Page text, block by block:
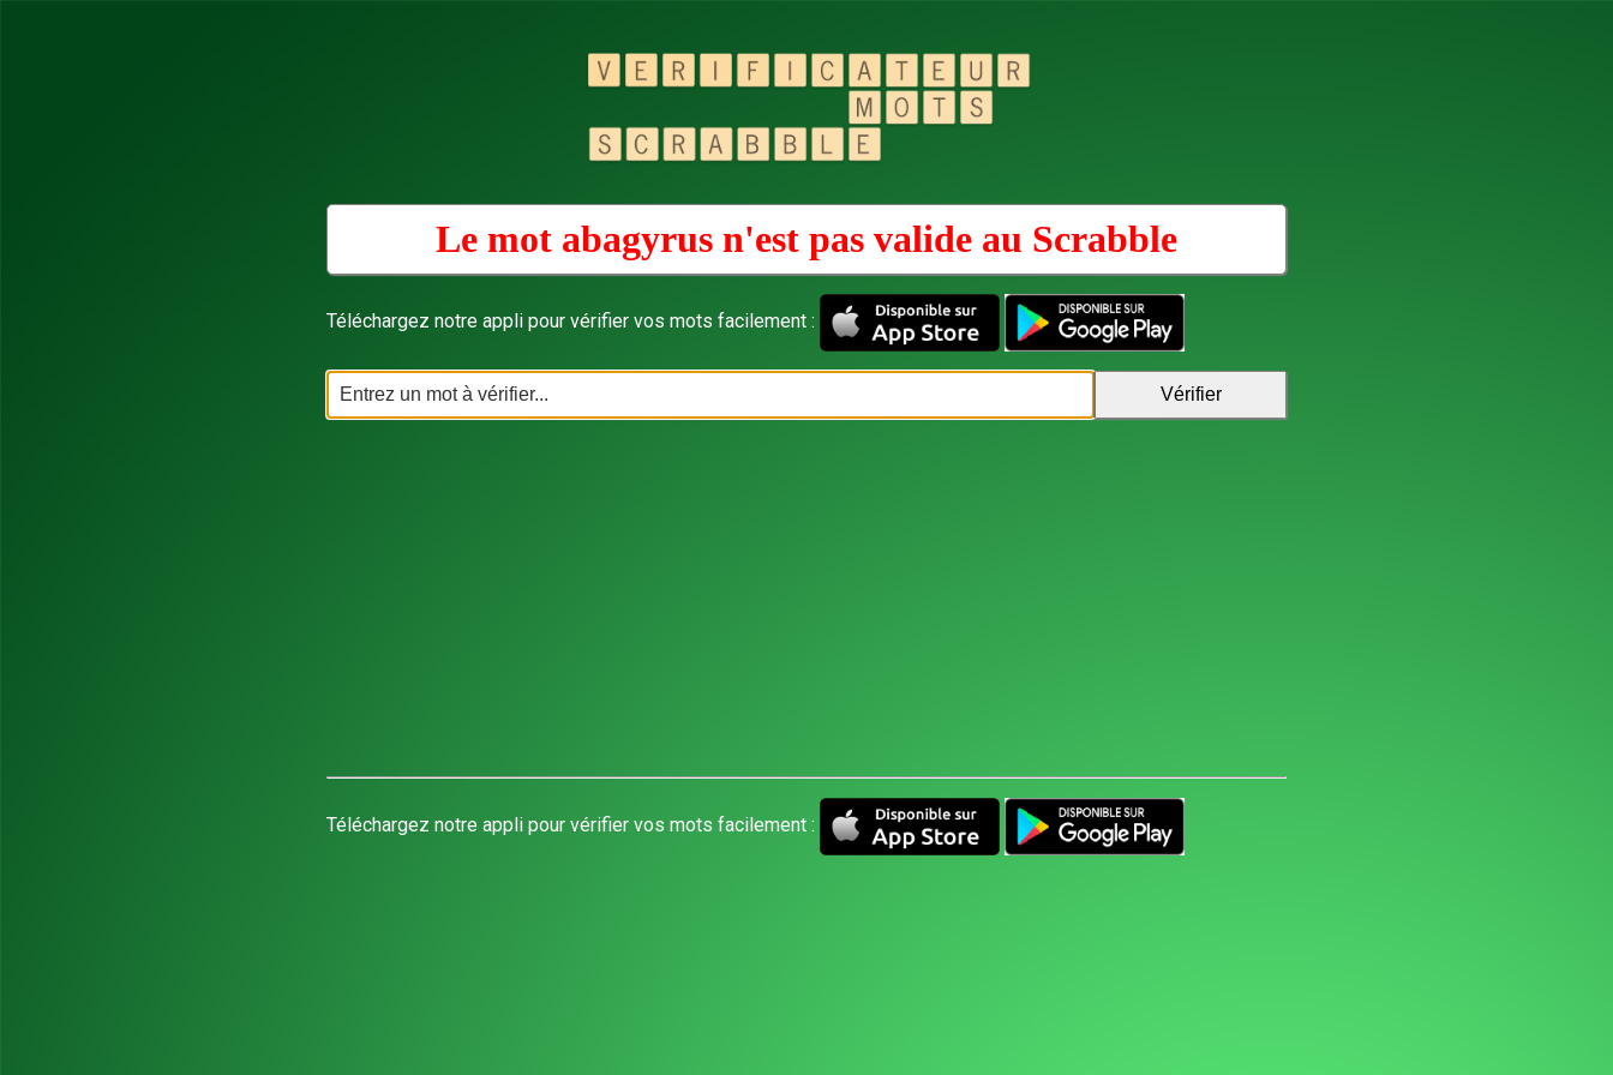
Le mot abagyrus n'est pas valide au Scrabble
Téléchargez notre appli pour vérifier vos mots facilement :
Téléchargez notre appli pour vérifier vos mots facilement :